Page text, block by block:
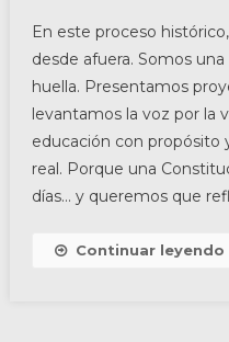
En este proceso
desde afuera. Somos
huella. Presentamos
levantamos la voz por la
educación con propósito
real. Porque una
días… y queremos que
Continuar leyendo